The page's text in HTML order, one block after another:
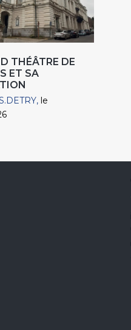
THÉÂTRE DE
ET SA
le